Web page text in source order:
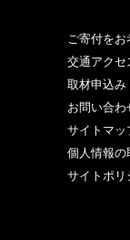
ご寄付をお
交通アクセ
取材申込み
お問い合わ
サイトマッ
個人情報の
サイトポリ